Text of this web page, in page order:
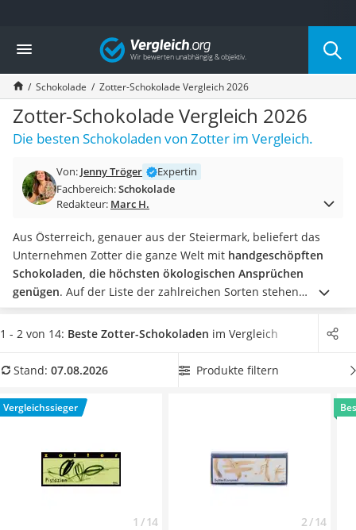
Die beliebtesten Vergleiche nach Kategorie
Lebensmittel
Schwarzkümmelöl
Knäckebrot
Schwarzkümmelöl-Kapseln
Manukahonig
Eiklar
Balsamico-Essig
Schwarzkümmelöl bio
Honig
Gemüsebrühe
Eiskaffee-Pulver
Irischer Whiskey
Grapefruitkernextrakt
Matcha-Set
MCT-Öl
Erythrit
Müsli ohne Zuckerzusatz
Vergleich
Schokolade Zotter-Schokolade Vergleich 2026
Zotter-Schokolade Vergleich 2026
Die besten Schokoladen von Zotter im Vergleich.
Von: Jenny Tröger
Expertin
Fachbereich:Schokolade
Redakteur: Marc H.
Aus Österreich, genauer aus der Steiermark, beliefert das
Unternehmen Zotter die ganze Welt mit handgeschöpften
Schokoladen, die höchsten ökologischen Ansprüchen
genügen. Auf der Liste der zahlreichen Sorten stehen
außergewöhnliche Kombinationen mit Kürbiskernen, Yuzu
oderChampagner, denn Tests im Internet zeigen: Der
Schokolade betrifft. Für Nervenkitzel beim ersten Bissen
eine Rezeptur mit besonderen Zutaten, beispielsweise Yuzu-
Saft. Überzeugt hat uns hier im August 2026 besonders das
Eigenschaften.
1 - 2 von 14: Beste Zotter-Schokoladen im Vergleich
Stand: 07.08.2026 Produkte filtern
Vergleichssieger
1 / 14 2 / 14